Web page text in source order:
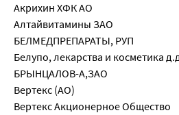
Акрихин ХФК АО
Алтайвитамины ЗАО
БЕЛМЕДПРЕПАРАТЫ, РУП
Белупо, лекарства и косметика
БРЫНЦАЛОВ-А,ЗАО
Вертекс (АО)
Вертекс Акционерное Общество